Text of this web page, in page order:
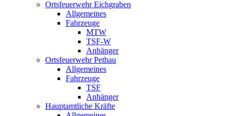
Ortsfeuerwehr Eichgraben
Allgemeines
Fahrzeuge
MTW
TSF-W
Anhänger
Ortsfeuerwehr Pethau
Allgemeines
Fahrzeuge
TSF
Anhänger
Hauptamtliche Kräfte